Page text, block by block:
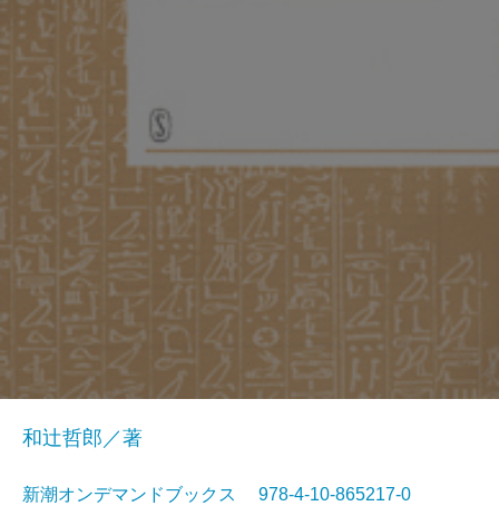
和辻哲郎／著
新潮オンデマンドブックス 978-4-10-865217-0